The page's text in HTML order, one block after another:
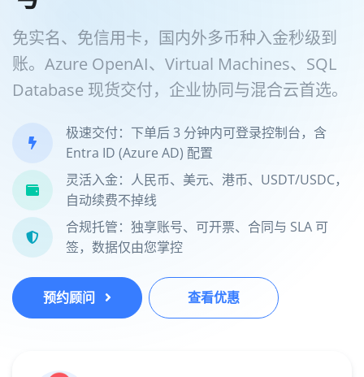
免实名、免信用卡，国内外多币种入金秒级到
账。Azure OpenAI、Virtual Machines、SQL
Database 现货交付，企业协同与混合云首选。
极速交付：下单后 3 分钟内可登录控制台，含
Entra ID (Azure AD) 配置
灵活入金：人民币、美元、港币、USDT/USDC，
自动续费不掉线
合规托管：独享账号、可开票、合同与 SLA 可
签，数据仅由您掌控
预约顾问 查看优惠